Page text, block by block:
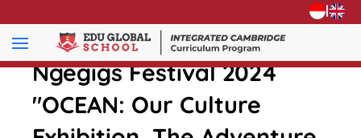
|
Ngegigs Festival 2024
"OCEAN: Our Culture